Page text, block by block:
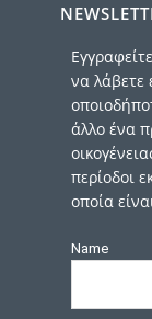
να λάβετε
άλλο ένα
περίοδοι
οποία
Name